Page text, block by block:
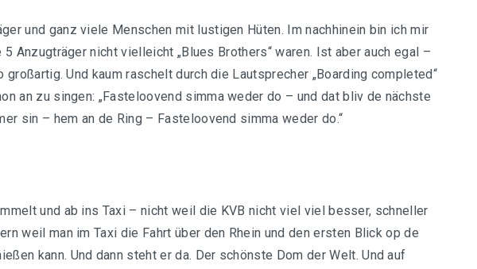
und ganz viele Menschen mit lustigen Hüten. Im nachhinein bin ich mir
Anzugträger nicht vielleicht „Blues Brothers“ waren. Ist aber auch egal –
Und kaum raschelt durch die Lautsprecher „Boarding completed“
an zu singen: „Fasteloovend simma weder do – und dat bliv de nächste
sin – hem an de Ring – Fasteloovend simma weder do.“
und ab ins Taxi – nicht weil die KVB nicht viel viel besser, schneller
weil man im Taxi die Fahrt über den Rhein und den ersten Blick op de
kann. Und dann steht er da. Der schönste Dom der Welt. Und auf